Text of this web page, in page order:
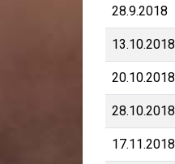
28.9.2018
13.10.2018
20.10.2018
28.10.2018
17.11.2018